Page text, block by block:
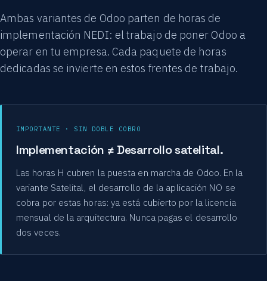
Ambas variantes de Odoo parten de horas de
implementación NEDI: el trabajo de poner Odoo a
operar en tu empresa. Cada paquete de horas
dedicadas se invierte en estos frentes de trabajo.
IMPORTANTE · SIN DOBLE COBRO
Implementación ≠ Desarrollo satelital.
Las horas H cubren la puesta en marcha de Odoo. En la
variante Satelital, el desarrollo de la aplicación NO se
cobra por estas horas: ya está cubierto por la licencia
mensual de la arquitectura. Nunca pagas el desarrollo
dos veces.